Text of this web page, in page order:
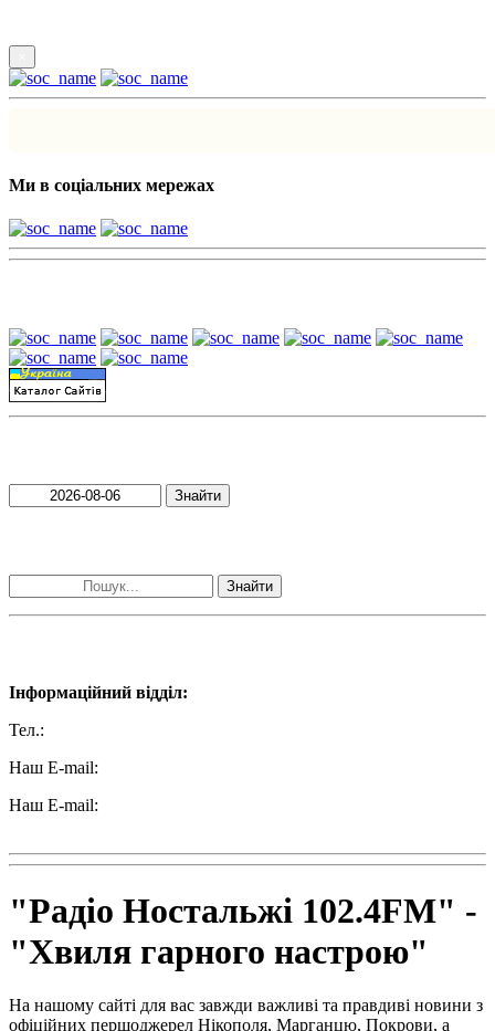
Ми в соціальних мережах
Знайти
Знайти
Інформаційний відділ:
Тел.:
Наш E-mail:
Наш E-mail:
"Радіо Ностальжі 102.4FM" -
"Хвиля гарного настрою"
На нашому сайті для вас завжди важливі та правдиві новини з
офіційних першоджерел Нікополя, Марганцю, Покрови, а